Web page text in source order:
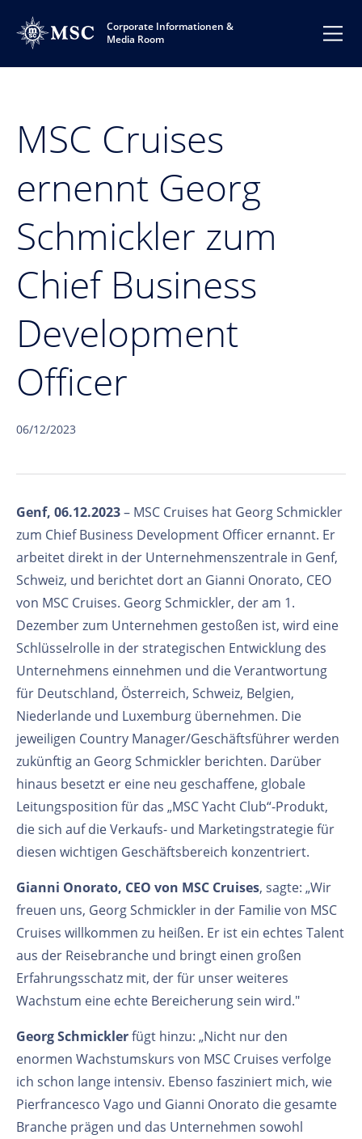
Corporate Informationen &
Media Room
MSC Cruises
ernennt Georg
Schmickler zum
Chief Business
Development
Officer
06/12/2023
Genf, 06.12.2023– MSC Cruises hat Georg Schmickler
zum Chief Business Development Officer ernannt. Er
arbeitet direkt in der Unternehmenszentrale in Genf,
Schweiz, und berichtet dort an Gianni Onorato, CEO
von MSC Cruises. Georg Schmickler, der am 1.
Dezember zum Unternehmen gestoßen ist, wird eine
Schlüsselrolle in der strategischen Entwicklung des
Unternehmens einnehmen und die Verantwortung
für Deutschland, Österreich, Schweiz, Belgien,
Niederlande und Luxemburg übernehmen. Die
jeweiligen Country Manager/Geschäftsführer werden
zukünftig an Georg Schmickler berichten. Darüber
hinaus besetzt er eine neu geschaffene, globale
Leitungsposition für das „MSC Yacht Club“-Produkt,
die sich auf die Verkaufs- und Marketingstrategie für
diesen wichtigen Geschäftsbereich konzentriert.
Gianni Onorato, CEO von MSC Cruises, sagte: „Wir
freuen uns, Georg Schmickler in der Familie von MSC
Cruises willkommen zu heißen. Er ist ein echtes Talent
aus der Reisebranche und bringt einen großen
Erfahrungsschatz mit, der für unser weiteres
Wachstum eine echte Bereicherung sein wird."
Georg Schmicklerfügt hinzu: „Nicht nur den
enormen Wachstumskurs von MSC Cruises verfolge
ich schon lange intensiv. Ebenso fasziniert mich, wie
Pierfrancesco Vago und Gianni Onorato die gesamte
Branche prägen und das Unternehmen sowohl